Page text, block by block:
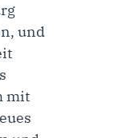
und
mit